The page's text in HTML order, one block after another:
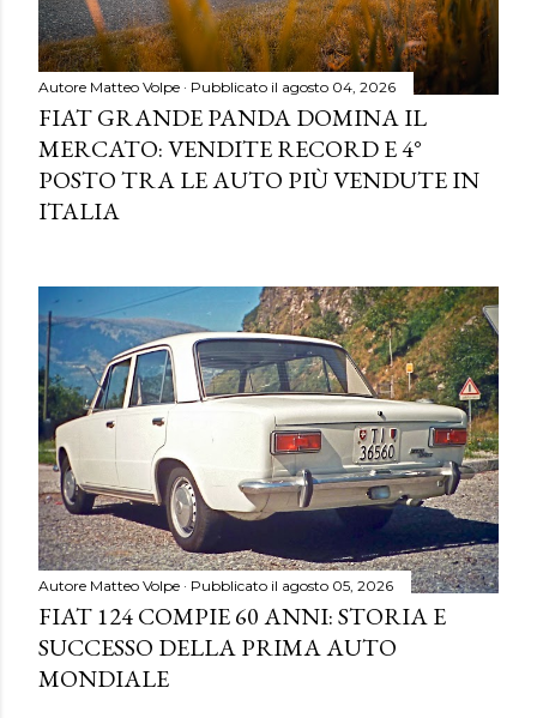
Autore Matteo Volpe Pubblicato il agosto 04, 2026
FIAT GRANDE PANDA DOMINA IL
MERCATO: VENDITE RECORD E 4°
POSTO TRA LE AUTO PIÙ VENDUTE IN
ITALIA
Autore Matteo Volpe Pubblicato il agosto 05, 2026
FIAT 124 COMPIE 60 ANNI: STORIA E
SUCCESSO DELLA PRIMA AUTO
MONDIALE